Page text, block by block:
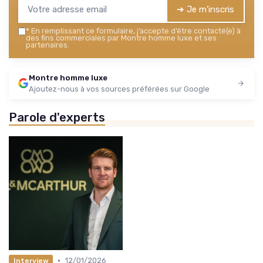
➔ Je m'inscris
* En remplissant ce formulaire, j’accepte d’être contacté(e) à
des fins commerciales par Montre homme luxe et ses
partenaires.
Montre homme luxe
Ajoutez-nous à vos sources préférées sur Google
Parole d'experts
Interview • 12/01/2026